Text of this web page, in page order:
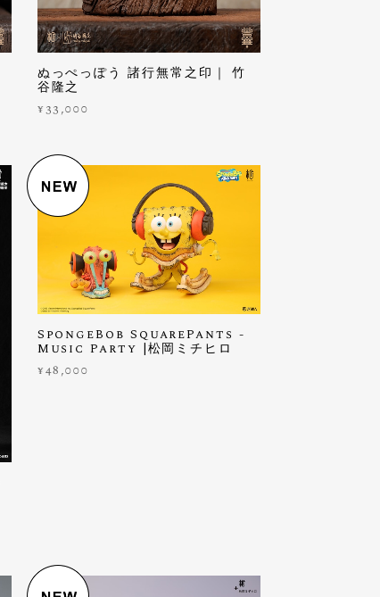
ぬっぺっぽう 諸行無常之印｜ 竹
谷隆之
¥33,000
SpongeBob SquarePants -
Music Party |松岡ミチヒロ
¥48,000